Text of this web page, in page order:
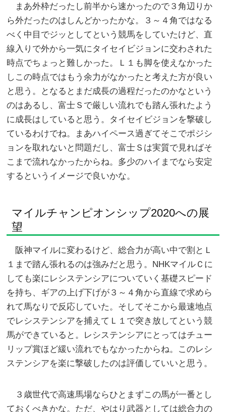
まあ外枠だったし前半から速かったので３角辺りか
ら外だったのはしんどかったかな。３～４角ではなる
べく中目でジッとしてという競馬をしていたけど、直
線入りで外から一気にタイセイビジョンに交わされた
時点でちょっと難しかった。Ｌ１も脚を使えなかった
しこの時点ではもう余力がなかったと考えた方が良い
と思う。となるとまだ成長の過程だったのかなという
のはあるし、富士Ｓで厳しい流れでも踏ん張れたよう
に成長はしていると思う。タイセイビジョンを撃破し
ているわけでね。まあハイペース過ぎてそこでポジシ
ョンを取れないと問題だし、富士Ｓは実質で見ればそ
こまで流れなかったからね。多少のハイまでなら安定
するというイメージで良いかな。
マイルチャンピオンシップ2020への展
望
阪神マイルに変わるけど、総合力が高い中で割とＬ
１まで踏ん張れるのは強みだと思う。NHKマイルＣに
しても楽にレシステンシアについていく基礎スピード
を持ち、ギアの上げ下げが３～４角から直線で求めら
れて馬なりで反応していた。そしてそこから最速地点
でレシステンシアを捕えてＬ１で突き放してという競
馬ができていると。レシステンシアにとってはチュー
リップ賞ほど緩い流れでもなかったからね。このレシ
ステンシアを楽に撃破したのは評価していいと思う。
３歳世代で高速馬場ならひとまずこの馬が一番とし
ておくべきかな。ただ、やはり武器としては総合力の